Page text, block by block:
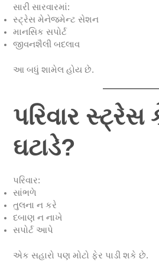
સારી સારવારમાં:
સ્ટ્રેસ મેનેજમેન્ટ સેશન
માનસિક સપોર્ટ
જીવનશૈલી બદલાવ
આ બધું શામેલ હોય છે.
પરિવાર સ્ટ્રેસ
ઘટાડે?
પરિવાર:
સાંભળે
તુલના ન કરે
દબાણ ન નાખે
સપોર્ટ આપે
એક સહારો પણ મોટો ફેર પાડી શકે છે.